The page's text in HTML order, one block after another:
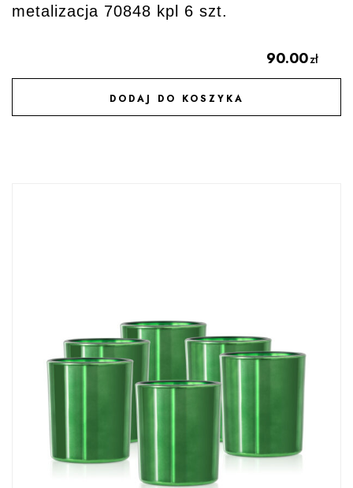
metalizacja 70848 kpl 6 szt.
90.00zł
DODAJ DO KOSZYKA
DODAJ DO ULUBIONYCH